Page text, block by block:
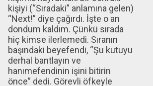
kişiyi (“Sıradaki” anlamına gelen)
“Next!” diye çağırdı. İşte o an
dondum kaldım. Çünkü sırada
hiç kimse ilerlemedi. Sıranın
başındaki beyefendi, “Şu kutuyu
derhal bantlayın ve
hanımefendinin işini bitirin
önce” dedi. Görevli öfkeyle